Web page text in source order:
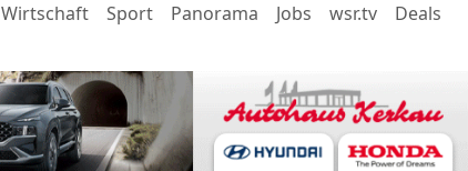
Wirtschaft Sport Panorama Jobs wsr.tv
Deals